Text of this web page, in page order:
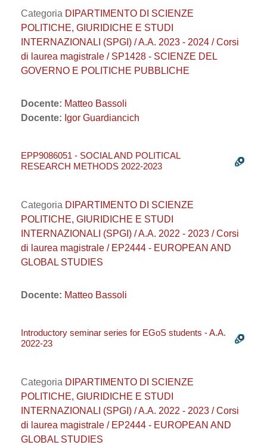
Categoria DIPARTIMENTO DI SCIENZE
POLITICHE, GIURIDICHE E STUDI
INTERNAZIONALI (SPGI) / A.A. 2023 - 2024 / Corsi
di laurea magistrale / SP1428 - SCIENZE DEL
GOVERNO E POLITICHE PUBBLICHE
Docente: Matteo Bassoli
Docente: Igor Guardiancich
EPP9086051 - SOCIAL AND POLITICAL
RESEARCH METHODS 2022-2023
Categoria DIPARTIMENTO DI SCIENZE
POLITICHE, GIURIDICHE E STUDI
INTERNAZIONALI (SPGI) / A.A. 2022 - 2023 / Corsi
di laurea magistrale / EP2444 - EUROPEAN AND
GLOBAL STUDIES
Docente: Matteo Bassoli
Introductory seminar series for EGoS students - A.A.
2022-23
Categoria DIPARTIMENTO DI SCIENZE
POLITICHE, GIURIDICHE E STUDI
INTERNAZIONALI (SPGI) / A.A. 2022 - 2023 / Corsi
di laurea magistrale / EP2444 - EUROPEAN AND
GLOBAL STUDIES